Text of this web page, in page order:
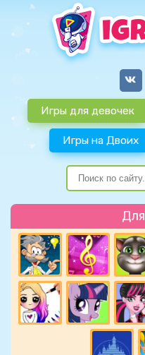
Игры для девочек
Игры на Двоих